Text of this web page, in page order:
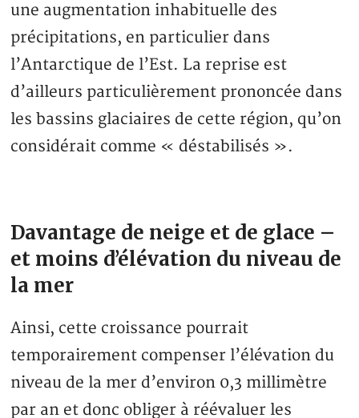
une augmentation inhabituelle des
précipitations, en particulier dans
l’Antarctique de l’Est. La reprise est
d’ailleurs particulièrement prononcée dans
les bassins glaciaires de cette région, qu’on
considérait comme « déstabilisés ».
Davantage de neige et de glace –
et moins d’élévation du niveau de
la mer
Ainsi, cette croissance pourrait
temporairement compenser l’élévation du
niveau de la mer d’environ 0,3 millimètre
par an et donc obliger à réévaluer les